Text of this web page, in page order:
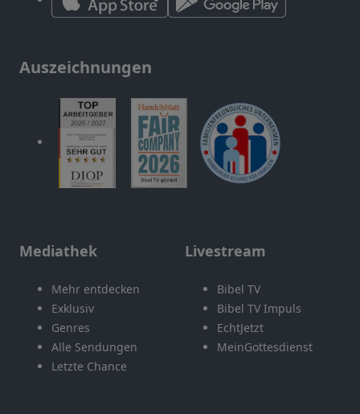
Auszeichnungen
Mediathek
Mehr entdecken
Exklusiv
Genres
Alle Sendungen
Letzte Chance
Livestream
Bibel TV
Bibel TV Impuls
EchtJetzt
MeinGottesdienst